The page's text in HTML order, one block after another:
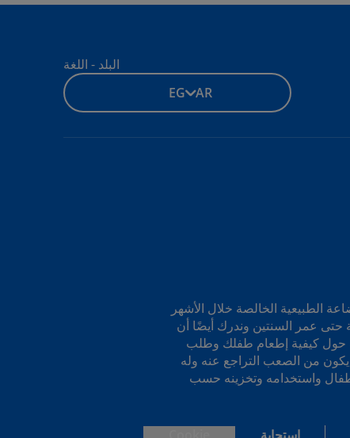
البلد - اللغة
EG - AR
الطبيعية الخالصة خلال الأشهر
حتى عمر السنتين وندرك أيضًا أن
حول كيفية إطعام طفلك وطلب
يكون من الصعب التراجع عنه وله
واستخدامه وتخزينه حسب